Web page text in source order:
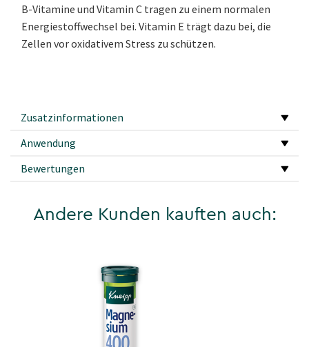
B-Vitamine und Vitamin C tragen zu einem normalen
Energiestoffwechsel bei. Vitamin E trägt dazu bei, die
Zellen vor oxidativem Stress zu schützen.
Zusatzinformationen
Anwendung
Bewertungen
Andere Kunden kauften auch: